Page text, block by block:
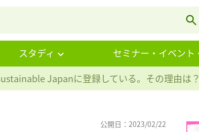
スタディ セミナー・イベント
Japanに登録している。その理由は？
公開日：2023/02/22